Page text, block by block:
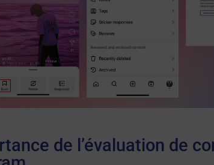
de l’évaluation de